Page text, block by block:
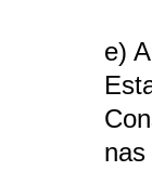
e)
nas